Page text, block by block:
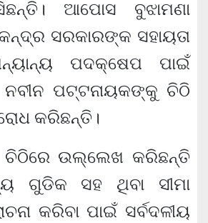
ଆପୋସ ବୁଝାମଣା
ସରକାରଙ୍କ ସହାୟତା
ପଦକ୍ଷେପ ପାଇଁ
ପଟ୍ଟନାୟକଙ୍କୁ ଚିଠି
କରିଛନ୍ତି।
ଚିଠିରେ ଉଲ୍ଲେଖ କରିଛନ୍ତି
ଗୁଡିକ ସହ ଥିବା ସୀମା
କରିବା ପାଇଁ ସର୍ବଦଳୀୟ